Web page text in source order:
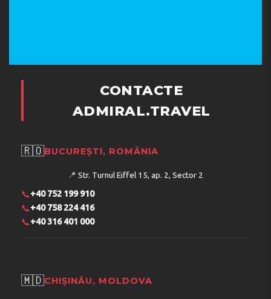
CONTACTE
ADMIRAL.TRAVEL
🇷🇴BUCUREȘTI, ROMÂNIA
📍 Str. Turnul Eiffel 15, ap. 2, Sector 2
📞+40 752 199 910
📞+40 758 224 416
📞+40 316 401 000
🇲🇩CHIȘINĂU, MOLDOVA